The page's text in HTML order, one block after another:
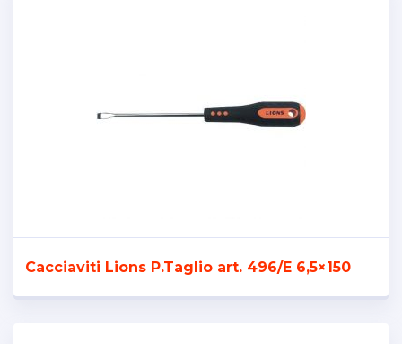
Cacciaviti Lions P.Taglio art. 496/E 6,5×150